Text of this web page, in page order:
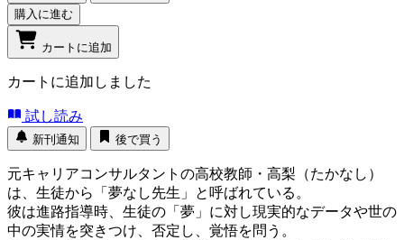
購入に進む
カートに追加
カートに追加しました
試し読み
新刊通知 後で買う
元キャリアコンサルタントの高校教師・高梨（たかなし）
は、生徒から「夢なし先生」と呼ばれている。
彼は進路指導時、生徒の「夢」に対し現実的なデータや世の
中の実情を突きつけ、否定し、覚悟を問う。